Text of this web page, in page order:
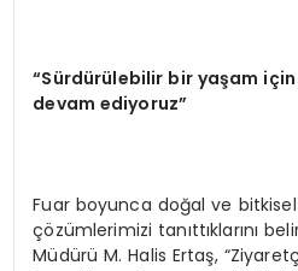
“Sürdürülebilir bir yaşam için
devam ediyoruz”
Fuar boyunca doğal ve bitkisel
çözümlerimizi tanıttıklarını
Müdürü M. Halis Ertaş,